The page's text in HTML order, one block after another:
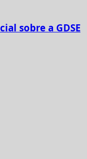
sobre a GDSE